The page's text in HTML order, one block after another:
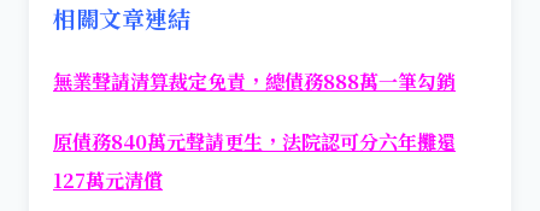
相關文章連結
無業聲請清算裁定免責，總債務888萬一筆勾銷
原債務840萬元聲請更生，法院認可分六年攤還
127萬元清償